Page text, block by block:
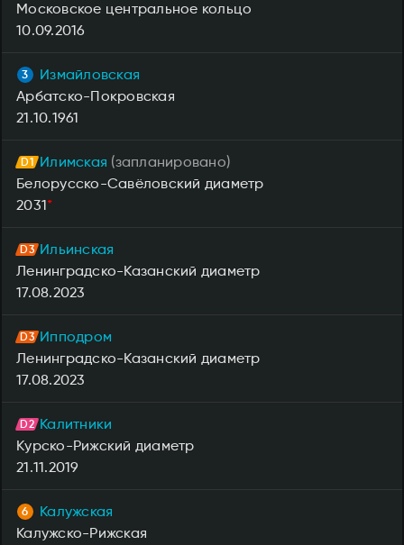
Московское центральное кольцо
10.09.2016
Измайловская
Арбатско-Покровская
21.10.1961
Илимская (запланировано)
Белорусско-Савёловский диаметр
2031*
Ильинская
Ленинградско-Казанский диаметр
17.08.2023
Ипподром
Ленинградско-Казанский диаметр
17.08.2023
Калитники
Курско-Рижский диаметр
21.11.2019
Калужская
Калужско-Рижская